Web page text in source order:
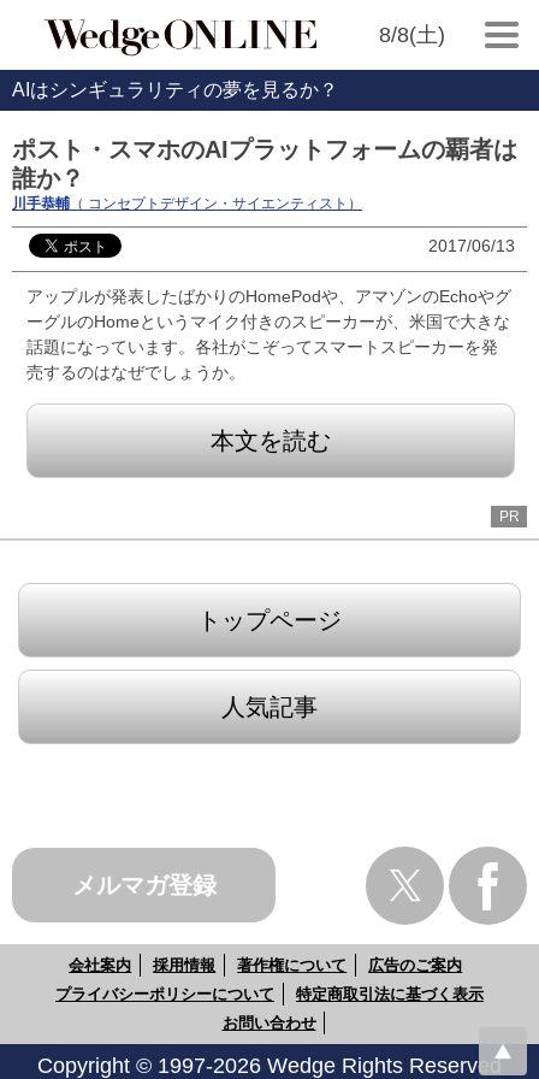
8/8(土)
AIはシンギュラリティの夢を見るか？
ポスト・スマホのAIプラットフォームの覇者は
誰か？
川手恭輔 （ コンセプトデザイン・サイエンティスト）
2017/06/13
アップルが発表したばかりのHomePodや、アマゾンのEchoやグ
ーグルのHomeというマイク付きのスピーカーが、米国で大きな
話題になっています。各社がこぞってスマートスピーカーを発
売するのはなぜでしょうか。
本文を読む
PR
トップページ
人気記事
メルマガ登録
会社案内 採用情報 著作権について
広告のご案内
プライバシーポリシーについて
特定商取引法に基づく表示
お問い合わせ
Copyright © 1997-2026 Wedge Rights Reserved